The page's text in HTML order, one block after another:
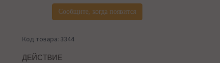
Сообщите, когда появится
Код товара: 3344
ДЕЙСТВИЕ